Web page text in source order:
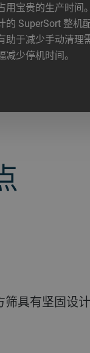
用宝贵的生产时间
的 SuperSort 整机
助于减少手动清理
减少停机时间。
具有坚固设